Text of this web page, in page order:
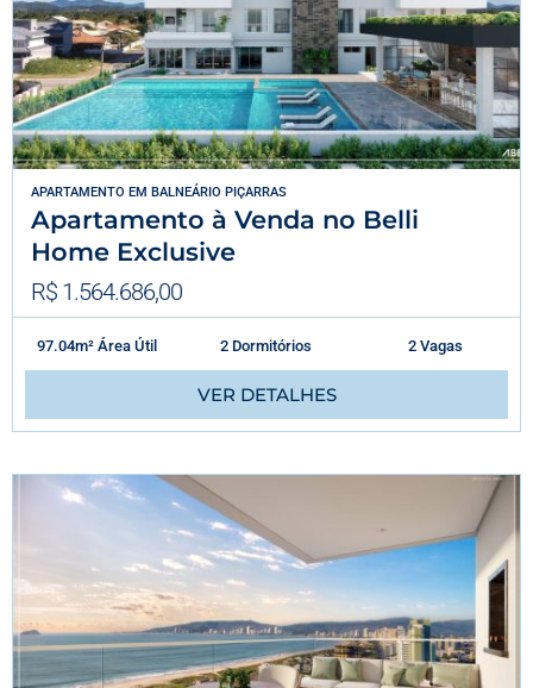
APARTAMENTO EM BALNEÁRIO PIÇARRAS
Apartamento à Venda no Belli
Home Exclusive
R$ 1.564.686,00
97.04m² Área Útil 2 Dormitórios 2 Vagas
VER DETALHES